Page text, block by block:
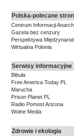
Polska-polecane
Centrum Informacji Anarch.
Gazeta bez cenzury
Perspektywa
Wirtualna Polonia
Serwisy informacyjne
Bibuła
Free America Today PL
Marucha
Prison Planet PL
Radio Pomost Arizona
Wolne Media
Zdrowie i ekologia